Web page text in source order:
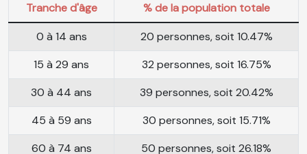
Tranche d'âge
% de la population totale
0 à 14 ans
20 personnes, soit 10.47%
15 à 29 ans
32 personnes, soit 16.75%
30 à 44 ans
39 personnes, soit 20.42%
45 à 59 ans
30 personnes, soit 15.71%
60 à 74 ans
50 personnes, soit 26.18%